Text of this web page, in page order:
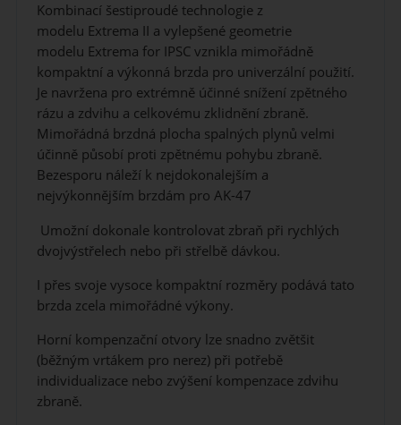
Kombinací šestiproudé technologie z
modelu Extrema II a vylepšené geometrie
modelu Extrema for IPSC vznikla mimořádně
kompaktní a výkonná brzda pro univerzální použití.
Je navržena pro extrémně účinné snížení zpětného
rázu a zdvihu a celkovému zklidnění zbraně.
Mimořádná brzdná plocha spalných plynů velmi
účinně působí proti zpětnému pohybu zbraně.
Bezesporu náleží k nejdokonalejším a
nejvýkonnějším brzdám pro AK-47
Umožní dokonale kontrolovat zbraň při rychlých
dvojvýstřelech nebo při střelbě dávkou.
I přes svoje vysoce kompaktní rozměry podává tato
brzda zcela mimořádné výkony.
Horní kompenzační otvory lze snadno zvětšit
(běžným vrtákem pro nerez) při potřebě
individualizace nebo zvýšení kompenzace zdvihu
zbraně.